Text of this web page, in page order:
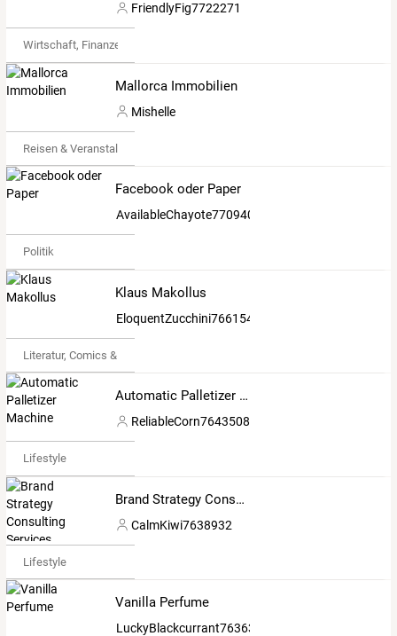
FriendlyFig7722271
Wirtschaft, Finanzen & Recht
Mallorca Immobilien
Mishelle
Reisen & Veranstaltungen
Facebook oder Paper
AvailableChayote7709404
Politik
Klaus Makollus
EloquentZucchini7661541
Literatur, Comics & Gedichte
Automatic Palletizer Machine
ReliableCorn7643508
Lifestyle
Brand Strategy Consulting Services
CalmKiwi7638932
Lifestyle
Vanilla Perfume
LuckyBlackcurrant7636381